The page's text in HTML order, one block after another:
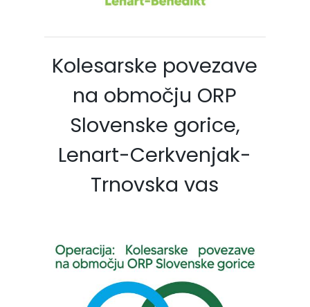
Kolesarske povezave
na območju ORP
Slovenske gorice,
Lenart-Cerkvenjak-
Trnovska vas